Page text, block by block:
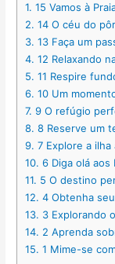
1. 15 Vamos à
2. 14 O céu do
3. 13 Faça um
4. 12 Relaxando
5. 11 Respire
6. 10 Um
7. 9 O refúgio
8. 8 Reserve um
9. 7 Explore a ilha
10. 6 Diga olá
11. 5 O destino
12. 4 Obtenha
13. 3 Explorando
14. 2 Aprenda
15. 1 Mime-se